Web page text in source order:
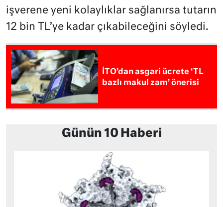
işverene yeni kolaylıklar sağlanırsa tutarın
12 bin TL’ye kadar çıkabileceğini söyledi.
İTO’dan asgari ücrete ‘TL
bazlı makul zam’ önerisi
Günün 10 Haberi